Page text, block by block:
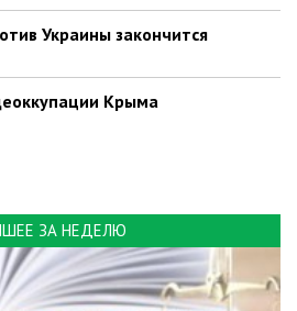
Украины закончится
Крыма
ЗА НЕДЕЛЮ